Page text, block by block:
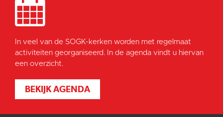
In veel van de SOGK-kerken worden met regelmaat
activiteiten georganiseerd. In de agenda vindt u hiervan
een overzicht.
BEKIJK AGENDA